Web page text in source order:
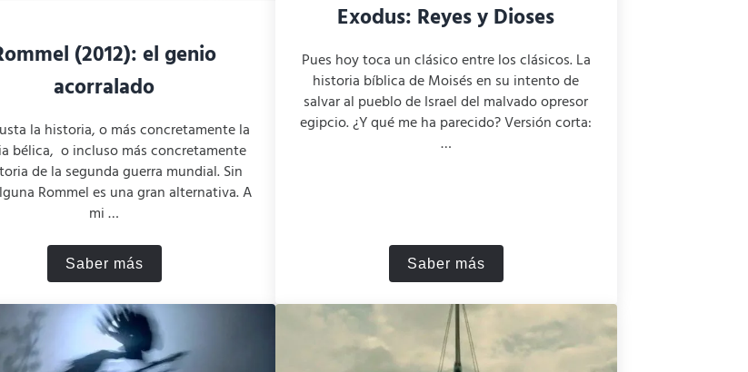
libro, pero…
(2012): el genio
acorralado
la historia, o más concretamente la
bélica, o incluso más concretamente
de la segunda guerra mundial. Sin
Rommel es una gran alternativa. A
mi …
Saber másRommel (2012): el genio acorralado
Exodus: Reyes y Dioses
Pues hoy toca un clásico entre los clásicos. La
historia bíblica de Moisés en su intento de
salvar al pueblo de Israel del malvado opresor
egipcio. ¿Y qué me ha parecido? Versión corta:
…
Saber másExodus: Reyes y Dioses